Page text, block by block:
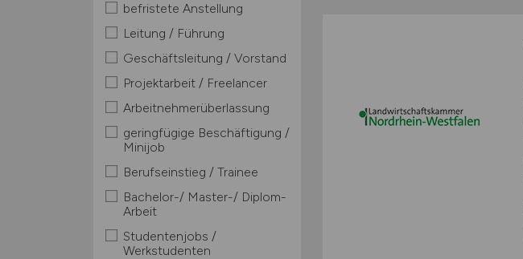
befristete Anstellung
Leitung / Führung
Geschäftsleitung / Vorstand
Projektarbeit / Freelancer
Arbeitnehmerüberlassung
geringfügige Beschäftigung /
Minijob
Berufseinstieg / Trainee
Bachelor-/ Master-/ Diplom-
Arbeit
Studentenjobs /
Werkstudenten